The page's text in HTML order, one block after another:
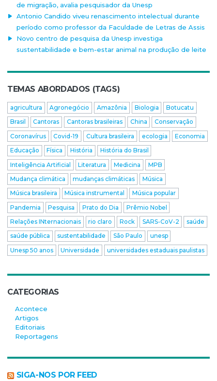
de migração, avalia pesquisador da Unesp
Antonio Candido viveu renascimento intelectual durante
período como professor da Faculdade de Letras de Assis
Novo centro de pesquisa da Unesp investiga
sustentabilidade e bem-estar animal na produção de leite
TEMAS ABORDADOS (TAGS)
agricultura Agronegócio Amazônia Biologia
Botucatu
Brasil
Cantoras Cantoras brasileiras China
Conservação
Coronavírus
Covid-19 Cultura brasileira ecologia
Economia
Educação
Física História
História do Brasil
Inteligência Artificial
Literatura Medicina
MPB
Mudança climática
mudanças climáticas
Música
Música brasileira
Música instrumental
Música popular
Pandemia
Pesquisa Prato do Dia
Prêmio Nobel
Relações INternacionais
rio claro Rock SARS-CoV-2
saúde
saúde pública
sustentabilidade São Paulo
unesp
Unesp 50 anos
Universidade universidades estaduais paulistas
CATEGORIAS
Acontece
Artigos
Editoriais
Reportagens
SIGA-NOS POR FEED